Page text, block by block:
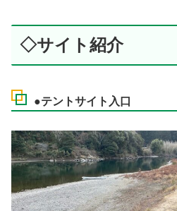
◇サイト紹介
●テントサイト入口